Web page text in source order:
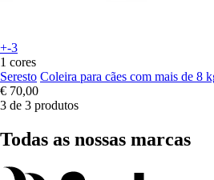
+-3
1 cores
Seresto Coleira para cães com mais de 8
€ 70,00
3 de 3 produtos
Todas as nossas marcas